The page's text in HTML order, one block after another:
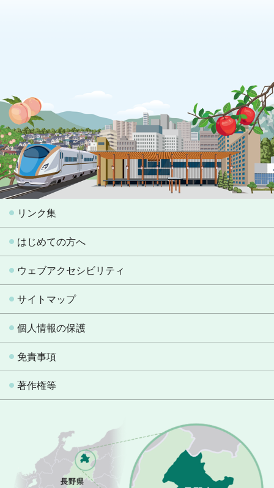
リンク集
はじめての方へ
ウェブアクセシビリティ
サイトマップ
個人情報の保護
免責事項
著作権等